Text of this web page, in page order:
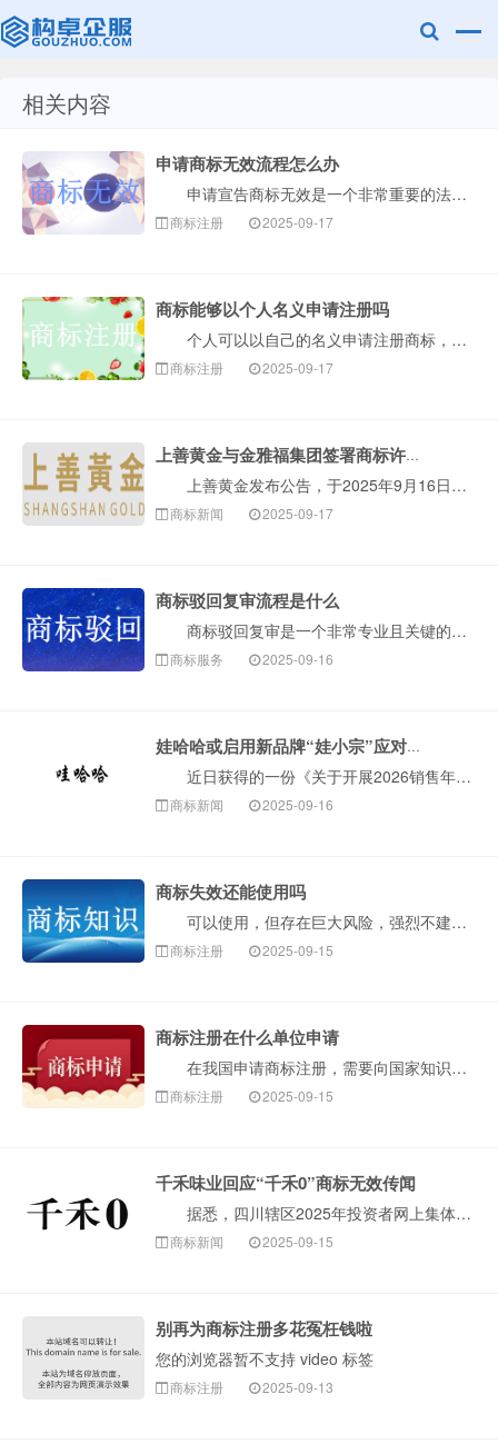
产权有限公司
相关内容
申请商标无效流程怎么办
申请宣告商标无效是一个非常重要的法律程序，通常用于撤销一个您认为已经注册但不符合商标法规定的商标。整个流程可以概括为以下几个核心阶段，构卓企服为您···
商标注册 2025-09-17
商标能够以个人名义申请注册吗
个人可以以自己的名义申请注册商标，但这并不是毫无条件的。个人申请商标需要满足一定的法律规定，核心在于证明申请商标是用于生产经营活动，而不仅仅是出于···
商标注册 2025-09-17
上善黄金与金雅福集团签署商标许可协议
上善黄金发布公告，于2025年9月16日，深圳金雅福控股集团有限公司(金雅福集团)作为许可方已与本公司全资附属公司香港上善科技发展有限公司(上善科···
商标新闻 2025-09-17
商标驳回复审流程是什么
商标驳回复审是一个非常专业且关键的流程。当您提交的商标注册申请被国家知识产权局商标局部分或全部驳回后，如果您不认可这个驳回决定，就可以通过申请复审···
商标服务 2025-09-16
娃哈哈或启用新品牌“娃小宗”应对商标风险
近日获得的一份《关于开展2026销售年度经销商沟通工作的通知》显示，自娃哈哈集团创始人离世后，公司正努力推进解决历史遗留问题。为维护“娃哈哈”品牌···
商标新闻 2025-09-16
商标失效还能使用吗
可以使用，但存在巨大风险，强烈不建议这样做。“商标失效”意味着它不再享受商标法的专用权保护。然而，这并不等于这个标识就可以被任何人安全无忧地使用了···
商标注册 2025-09-15
商标注册在什么单位申请
在我国申请商标注册，需要向国家知识产权局（简称国知局，CNIPA）提出申请。国家知识产权局商标局是具体负责商标注册与管理工作的部门。构卓企服为您介···
商标注册 2025-09-15
千禾味业回应“千禾0”商标无效传闻
据悉，四川辖区2025年投资者网上集体接待日及半年报业绩说明会在线上举行。千禾味业相关负责人在回应投资者提问时表示，有关“千禾0”商标被宣告无效的···
商标新闻 2025-09-15
别再为商标注册多花冤枉钱啦
您的浏览器暂不支持 video 标签
商标注册 2025-09-13